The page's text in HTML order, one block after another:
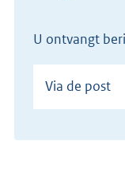
U ontvangt
Via de post